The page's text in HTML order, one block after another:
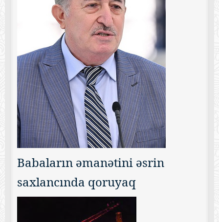
Babaların əmanətini əsrin
saxlancında qoruyaq